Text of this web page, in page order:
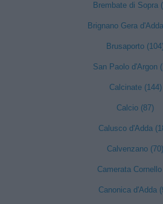
Brembate di Sopra
Brignano Gera
Brusaporto
San Paolo d'Argon
Calcinate (144)
Calcio (87)
Calusco d'Adda
Calvenzano (70)
Camerata
Canonica d'Adda